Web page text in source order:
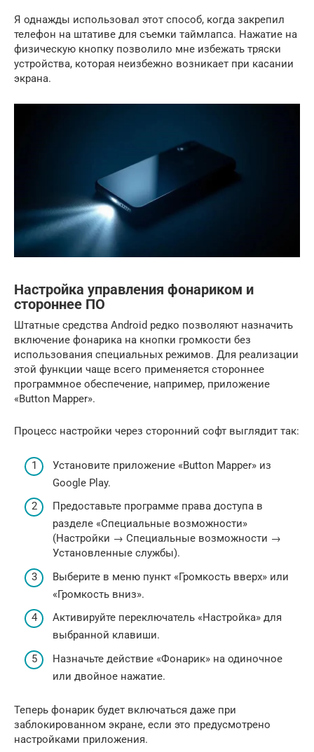
Я однажды использовал этот способ, когда закрепил
телефон на штативе для съемки таймлапса. Нажатие на
физическую кнопку позволило мне избежать тряски
устройства, которая неизбежно возникает при касании
экрана.
Настройка управления фонариком и
стороннее ПО
Штатные средства Android редко позволяют назначить
включение фонарика на кнопки громкости без
использования специальных режимов. Для реализации
этой функции чаще всего применяется стороннее
программное обеспечение, например, приложение
«Button Mapper».
Процесс настройки через сторонний софт выглядит так:
Установите приложение «Button Mapper» из
Google Play.
Предоставьте программе права доступа в
разделе «Специальные возможности»
(Настройки → Специальные возможности →
Установленные службы).
Выберите в меню пункт «Громкость вверх» или
«Громкость вниз».
Активируйте переключатель «Настройка» для
выбранной клавиши.
Назначьте действие «Фонарик» на одиночное
или двойное нажатие.
Теперь фонарик будет включаться даже при
заблокированном экране, если это предусмотрено
настройками приложения.